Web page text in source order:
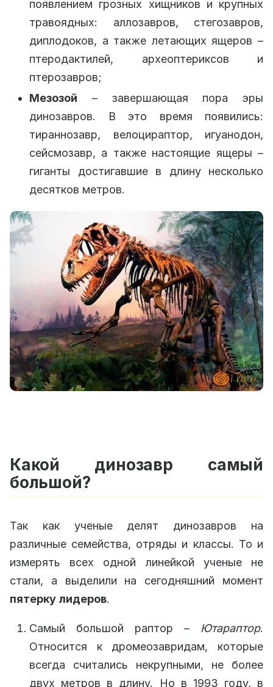
появлением грозных хищников и крупных
травоядных: аллозавров, стегозавров,
диплодоков, а также летающих ящеров –
птеродактилей, археоптериксов и
птерозавров;
Мезозой – завершающая пора эры
динозавров. В это время появились:
тираннозавр, велоцираптор, игуанодон,
сейсмозавр, а также настоящие ящеры –
гиганты достигавшие в длину несколько
десятков метров.
Какой динозавр самый
большой?
Так как ученые делят динозавров на
различные семейства, отряды и классы. То и
измерять всех одной линейкой ученые не
стали, а выделили на сегодняшний момент
пятерку лидеров.
Самый большой раптор – Ютараптор.
Относится к дромеозавридам, которые
всегда считались некрупными, не более
двух метров в длину. Но в 1993 году, в